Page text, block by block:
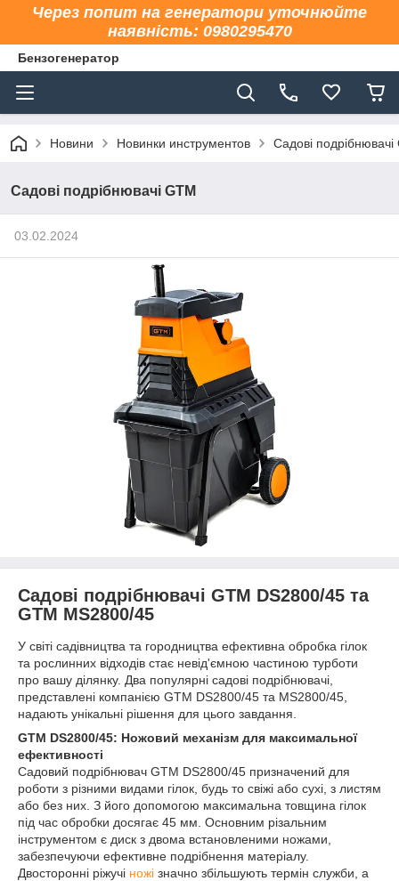
Через попит на генератори уточнюйте
наявність: 0980295470
Бензогенератор
Новини Новинки инструментов Садові подрібнювачі
Садові подрібнювачі GTM
03.02.2024
Садові подрібнювачі GTM DS2800/45 та
GTM MS2800/45
У світі садівництва та городництва ефективна обробка гілок
та рослинних відходів стає невід'ємною частиною турботи
про вашу ділянку. Два популярні садові подрібнювачі,
представлені компанією GTM DS2800/45 та MS2800/45,
надають унікальні рішення для цього завдання.
GTM DS2800/45: Ножовий механізм для максимальної
ефективності
Садовий подрібнювач GTM DS2800/45 призначений для
роботи з різними видами гілок, будь то свіжі або сухі, з листям
або без них. З його допомогою максимальна товщина гілок
під час обробки досягає 45 мм. Основним різальним
інструментом є диск з двома встановленими ножами,
забезпечуючи ефективне подрібнення матеріалу.
Двосторонні ріжучі ножі значно збільшують термін служби, а